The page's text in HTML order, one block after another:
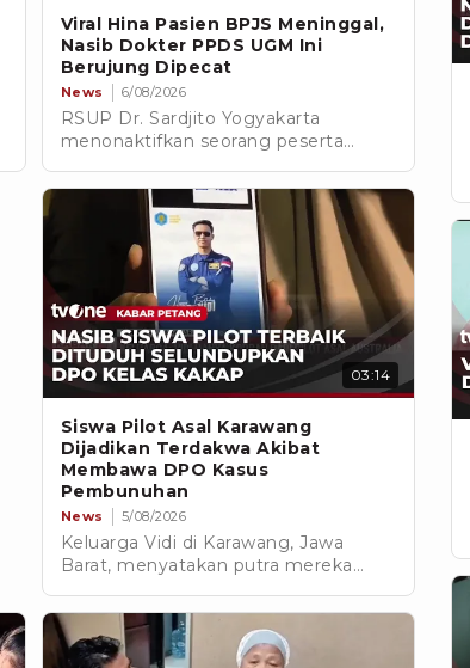
Viral Hina Pasien BPJS Meninggal,
Nasib Dokter PPDS UGM Ini
Berujung Dipecat
News 6/08/2026
RSUP Dr. Sardjito Yogyakarta
menonaktifkan seorang peserta
(PPDS) usai yang bersangkutan
menjadi sorotan karena mencibir
pasien BPJS di media sosial.
03:14
Siswa Pilot Asal Karawang
Dijadikan Terdakwa Akibat
Membawa DPO Kasus
Pembunuhan
News 5/08/2026
Keluarga Vidi di Karawang, Jawa
Barat, menyatakan putra mereka
penumpang tersebut dan hanya
menjalankan tugas sebagai siswa
pilot di bawah arahan instruktur.